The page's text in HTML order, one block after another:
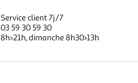
Service client 7j/7
03 59 30 59 30
8h>21h, dimanche 8h30>13h